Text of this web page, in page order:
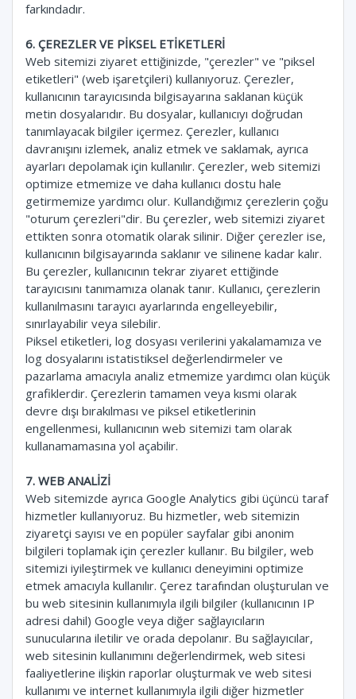
farkındadır.
6. ÇEREZLER VE PİKSEL ETİKETLERİ
Web sitemizi ziyaret ettiğinizde, "çerezler" ve "piksel
etiketleri" (web işaretçileri) kullanıyoruz. Çerezler,
kullanıcının tarayıcısında bilgisayarına saklanan küçük
metin dosyalarıdır. Bu dosyalar, kullanıcıyı doğrudan
tanımlayacak bilgiler içermez. Çerezler, kullanıcı
davranışını izlemek, analiz etmek ve saklamak, ayrıca
ayarları depolamak için kullanılır. Çerezler, web sitemizi
optimize etmemize ve daha kullanıcı dostu hale
getirmemize yardımcı olur. Kullandığımız çerezlerin çoğu
"oturum çerezleri"dir. Bu çerezler, web sitemizi ziyaret
ettikten sonra otomatik olarak silinir. Diğer çerezler ise,
kullanıcının bilgisayarında saklanır ve silinene kadar kalır.
Bu çerezler, kullanıcının tekrar ziyaret ettiğinde
tarayıcısını tanımamıza olanak tanır. Kullanıcı, çerezlerin
kullanılmasını tarayıcı ayarlarında engelleyebilir,
sınırlayabilir veya silebilir.
Piksel etiketleri, log dosyası verilerini yakalamamıza ve
log dosyalarını istatistiksel değerlendirmeler ve
pazarlama amacıyla analiz etmemize yardımcı olan küçük
grafiklerdir. Çerezlerin tamamen veya kısmi olarak
devre dışı bırakılması ve piksel etiketlerinin
engellenmesi, kullanıcının web sitemizi tam olarak
kullanamamasına yol açabilir.
7. WEB ANALİZİ
Web sitemizde ayrıca Google Analytics gibi üçüncü taraf
hizmetler kullanıyoruz. Bu hizmetler, web sitemizin
ziyaretçi sayısı ve en popüler sayfalar gibi anonim
bilgileri toplamak için çerezler kullanır. Bu bilgiler, web
sitemizi iyileştirmek ve kullanıcı deneyimini optimize
etmek amacıyla kullanılır. Çerez tarafından oluşturulan ve
bu web sitesinin kullanımıyla ilgili bilgiler (kullanıcının IP
adresi dahil) Google veya diğer sağlayıcıların
sunucularına iletilir ve orada depolanır. Bu sağlayıcılar,
web sitesinin kullanımını değerlendirmek, web sitesi
faaliyetlerine ilişkin raporlar oluşturmak ve web sitesi
kullanımı ve internet kullanımıyla ilgili diğer hizmetler